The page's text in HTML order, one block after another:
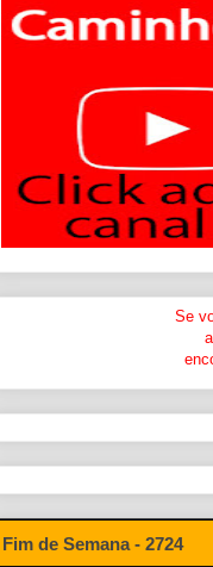
Se
Fim de Semana - 2724